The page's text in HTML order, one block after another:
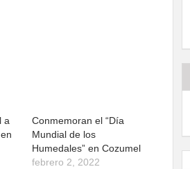
a
Conmemoran el “Día
Mundial de los
Humedales” en Cozumel
febrero 2, 2022